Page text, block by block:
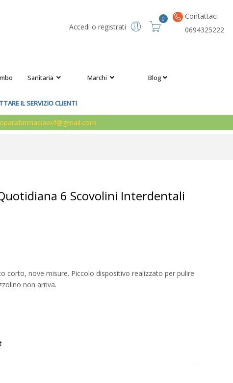
Accedi o registrati
0
Contattaci
0694325222
Sanitaria Marchi Blog
IL SERVIZIO CLIENTI
6 Scovolini Interdentali
corto, nove misure. Piccolo dispositivo realizzato per pulire
non arriva.